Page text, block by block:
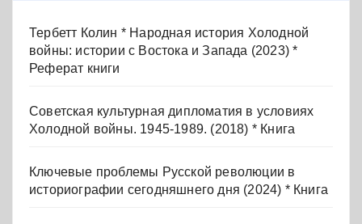
Тербетт Колин * Народная история Холодной
войны: истории с Востока и Запада (2023) *
Реферат книги
Советская культурная дипломатия в условиях
Холодной войны. 1945-1989. (2018) * Книга
Ключевые проблемы Русской революции в
историографии сегодняшнего дня (2024) * Книга